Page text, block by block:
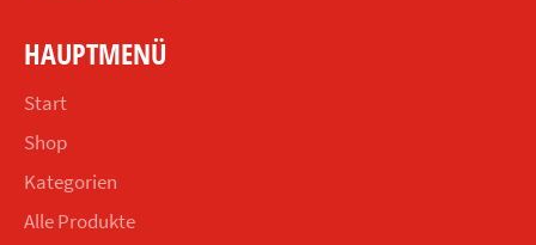
HAUPTMENÜ
Start
Shop
Kategorien
Alle Produkte